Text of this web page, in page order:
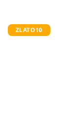
ZLATO10